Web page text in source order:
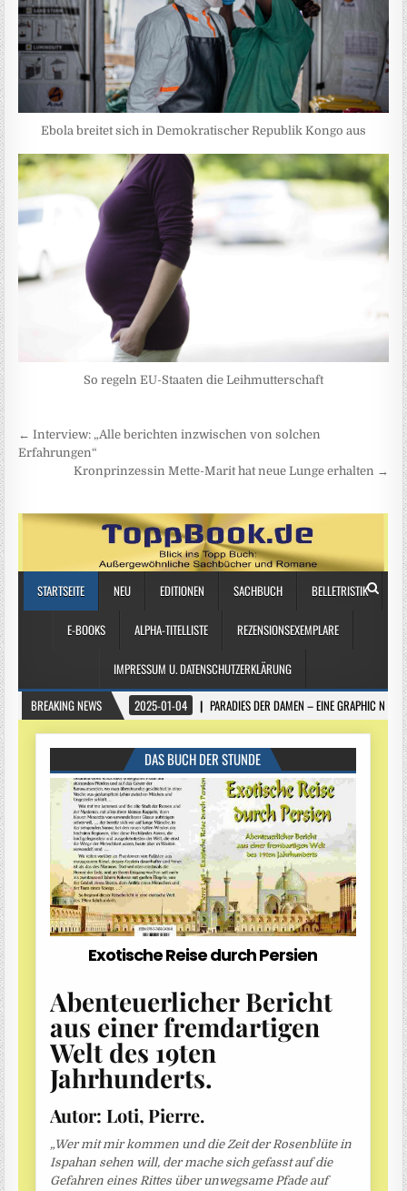
Ebola breitet sich in Demokratischer Republik Kongo aus
So regeln EU-Staaten die Leihmutterschaft
Beitragsnavigation
← Interview: „Alle berichten inzwischen von solchen
Erfahrungen“
Kronprinzessin Mette-Marit hat neue Lunge erhalten →